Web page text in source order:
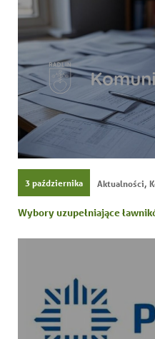
3 października Aktualności,
Wybory uzupełniające